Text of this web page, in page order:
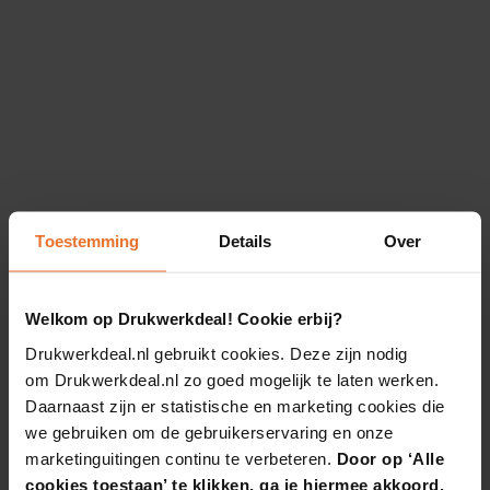
Toestemming Details Over
Welkom op Drukwerkdeal! Cookie erbij?
Drukwerkdeal.nl gebruikt cookies. Deze zijn nodig
om Drukwerkdeal.nl zo goed mogelijk te laten werken.
Daarnaast zijn er statistische en marketing cookies die
we gebruiken om de gebruikerservaring en onze
marketinguitingen continu te verbeteren. Door op ‘Alle
cookies toestaan’ te klikken, ga je hiermee akkoord.